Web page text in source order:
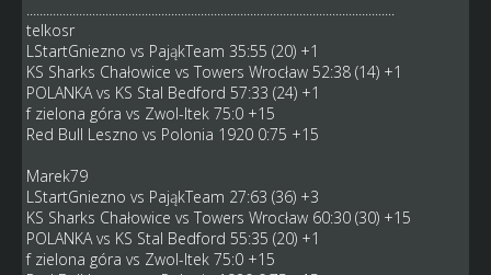
telkosr
LStartGniezno vs PająkTeam 35:55 (20) +1
KS Sharks Chałowice vs Towers Wrocław 52:38 (14) +1
POLANKA vs KS Stal Bedford 57:33 (24) +1
f zielona góra vs Zwol-Itek 75:0 +15
Red Bull Leszno vs Polonia 1920 0:75 +15
Marek79
LStartGniezno vs PająkTeam 27:63 (36) +3
KS Sharks Chałowice vs Towers Wrocław 60:30 (30) +15
POLANKA vs KS Stal Bedford 55:35 (20) +1
f zielona góra vs Zwol-Itek 75:0 +15